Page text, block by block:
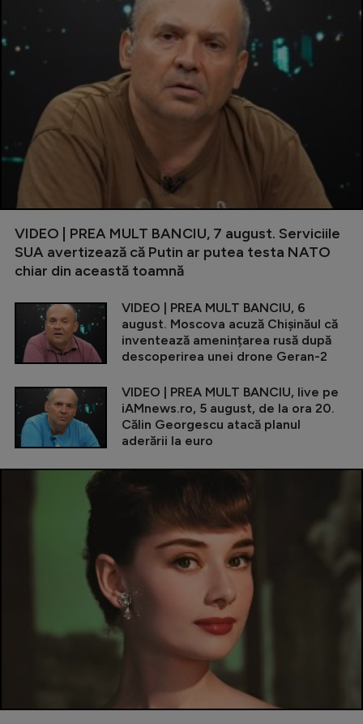
VIDEO | PREA MULT BANCIU, 7 august. Serviciile
SUA avertizează că Putin ar putea testa NATO
chiar din această toamnă
VIDEO | PREA MULT BANCIU, 6
august. Moscova acuză Chișinăul că
inventează amenințarea rusă după
descoperirea unei drone Geran-2
VIDEO | PREA MULT BANCIU, live pe
iAMnews.ro, 5 august, de la ora 20.
Călin Georgescu atacă planul
aderării la euro